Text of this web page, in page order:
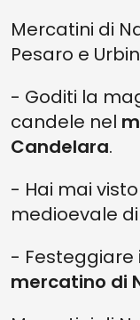
Mercatini di
Pesaro e
- Goditi la
candele nel
Candelara.
- Hai mai
medioevale di
- Festeggiare
mercatino di